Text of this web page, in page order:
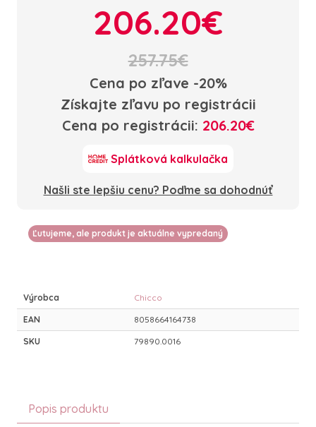
206.20€
257.75€
Cena po zľave -20%
Získajte zľavu po registrácii
Cena po registrácii: 206.20€
Splátková kalkulačka
Našli ste lepšiu cenu? Poďme sa dohodnúť
Ľutujeme, ale produkt je aktuálne vypredaný
Výrobca Chicco
EAN 8058664164738
SKU 79890.0016
Popis produktu